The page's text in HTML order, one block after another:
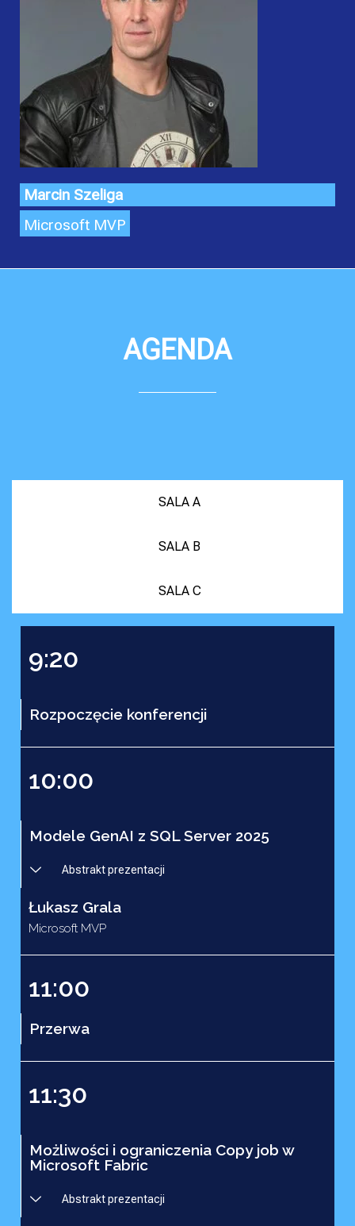
Marcin Szeliga
Microsoft MVP
AGENDA
SALA A
SALA B
SALA C
9:20
Rozpoczęcie konferencji
10:00
Modele GenAI z SQL Server 2025
Abstrakt prezentacji
Łukasz Grala
Microsoft MVP
11:00
Przerwa
11:30
Możliwości i ograniczenia Copy job w
Microsoft Fabric
Abstrakt prezentacji